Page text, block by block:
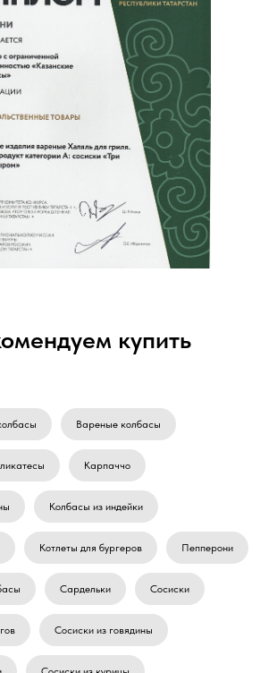
купить
Вареные колбасы
Карпаччо
Колбасы из индейки
Котлеты для бургеров Пепперони
Сардельки Сосиски
Сосиски из говядины